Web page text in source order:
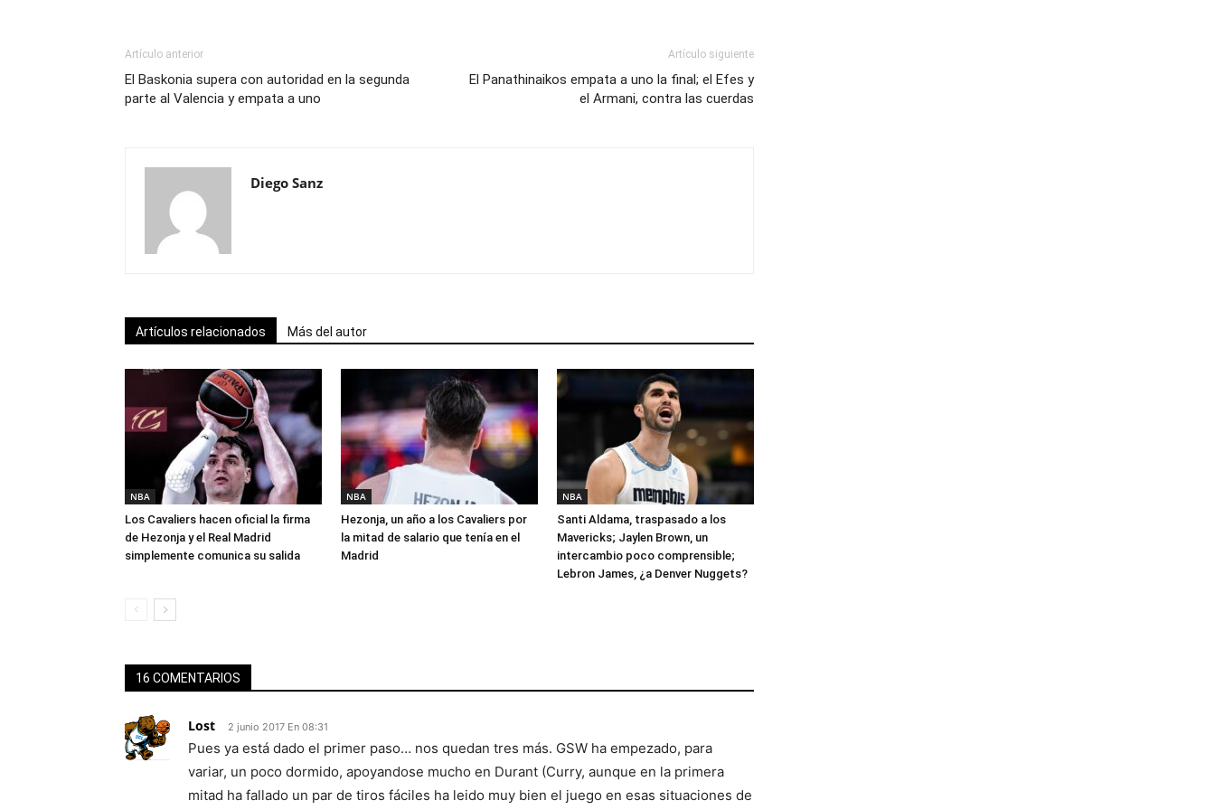
Artículo anterior
El Baskonia supera con autoridad en la segunda
parte al Valencia y empata a uno
Artículo siguiente
El Panathinaikos empata a uno la final; el Efes y
el Armani, contra las cuerdas
Diego Sanz
Artículos relacionados Más del autor
NBA
Los Cavaliers hacen oficial la firma
de Hezonja y el Real Madrid
simplemente comunica su salida
NBA
Hezonja, un año a los Cavaliers por
la mitad de salario que tenía en el
Madrid
NBA
Santi Aldama, traspasado a los
Mavericks; Jaylen Brown, un
intercambio poco comprensible;
Lebron James, ¿a Denver Nuggets?
16 COMENTARIOS
Lost 2 junio 2017 En 08:31
Pues ya está dado el primer paso… nos quedan tres más. GSW ha empezado, para
variar, un poco dormido, apoyandose mucho en Durant (Curry, aunque en la primera
mitad ha fallado un par de tiros fáciles ha leido muy bien el juego en esas situaciones de